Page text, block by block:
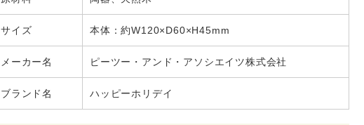
サイズ 本体：約W120×D60×H45mm
メーカー名 ピーツー・アンド・アソシエイツ株式会社
ブランド名 ハッピーホリデイ